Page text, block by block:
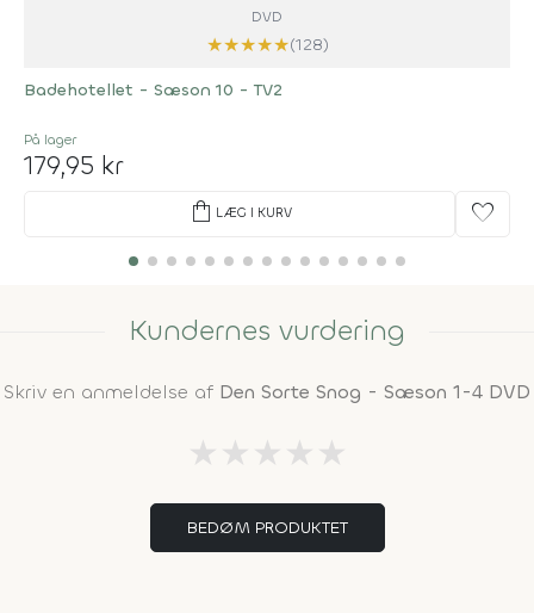
DVD
★★★★★(128)
Badehotellet - Sæson 10 - TV2
På lager
179,95 kr
shopping_bag LÆG I KURV favorite
Kundernes vurdering
Skriv en anmeldelse af Den Sorte Snog - Sæson 1-4 DVD
★ ★ ★ ★ ★
BEDØM PRODUKTET